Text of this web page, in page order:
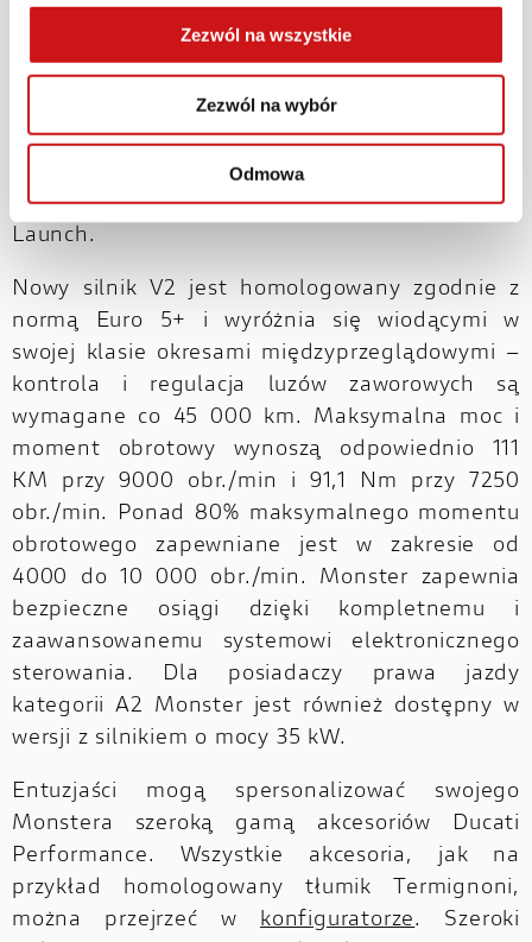
Zezwól na wszystkie
Zezwól na wybór
Odmowa
również liczyć na bezpieczeństwo zapewniane
przez elektroniczny system zarządzania, DTC
(Ducati Traction Control), DWC (Ducati Wheelie
Control), EBC (Engine Brake Control) oraz
Cornering ABS. Wszyscy entuzjaści emocji
związanych ze startami w stylu MotoGP
docenią z kolei procedurę startu Ducati Power
Launch.
Nowy silnik V2 jest homologowany zgodnie z
normą Euro 5+ i wyróżnia się wiodącymi w
swojej klasie okresami międzyprzeglądowymi –
kontrola i regulacja luzów zaworowych są
wymagane co 45 000 km. Maksymalna moc i
moment obrotowy wynoszą odpowiednio 111
KM przy 9000 obr./min i 91,1 Nm przy 7250
obr./min. Ponad 80% maksymalnego momentu
obrotowego zapewniane jest w zakresie od
4000 do 10 000 obr./min. Monster zapewnia
bezpieczne osiągi dzięki kompletnemu i
zaawansowanemu systemowi elektronicznego
sterowania. Dla posiadaczy prawa jazdy
kategorii A2 Monster jest również dostępny w
wersji z silnikiem o mocy 35 kW.
Entuzjaści mogą spersonalizować swojego
Monstera szeroką gamą akcesoriów Ducati
Performance. Wszystkie akcesoria, jak na
przykład homologowany tłumik Termignoni,
można przejrzeć w konfiguratorze. Szeroki